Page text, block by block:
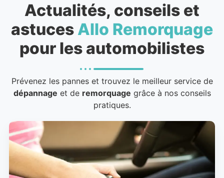
Actualités, conseils et
astuces Allo Remorquage
pour les automobilistes
Prévenez les pannes et trouvez le meilleur service de
dépannage et de remorquage grâce à nos conseils
pratiques.